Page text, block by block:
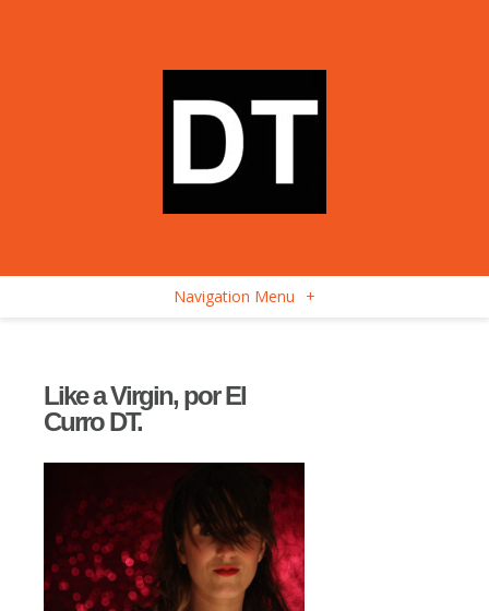
Navigation Menu +
Like a Virgin, por El
Curro DT.